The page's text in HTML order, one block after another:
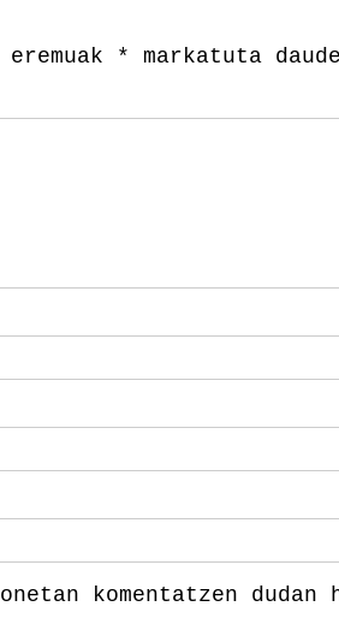
* markatuta daude
komentatzen dudan